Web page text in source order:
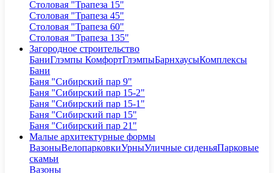
Столовая "Трапеза 15"
Столовая "Трапеза 45"
Столовая "Трапеза 60"
Столовая "Трапеза 135"
Загородное строительство
БаниГлэмпы КомфортГлэмпыБарнхаусыКомплексы
Бани
Баня "Сибирский пар 9"
Баня "Сибирский пар 15-2"
Баня "Сибирский пар 15-1"
Баня "Сибирский пар 15"
Баня "Сибирский пар 21"
Малые архитектурные формы
ВазоныВелопарковкиУрныУличные сиденьяПарковые
скамьи
Вазоны